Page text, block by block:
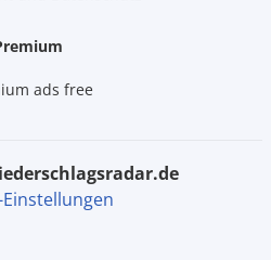
ads free
niederschlagsradar.de
Einstellungen